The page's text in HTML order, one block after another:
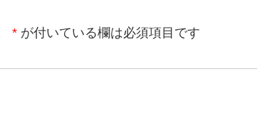
*が付いている欄は必須項目です